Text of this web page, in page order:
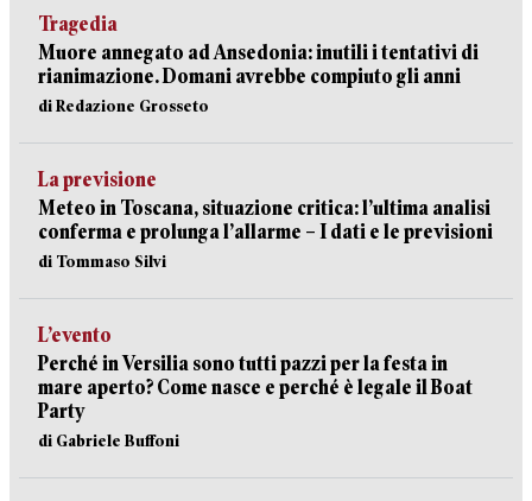
Tragedia
Muore annegato ad Ansedonia: inutili i tentativi di
rianimazione. Domani avrebbe compiuto gli anni
di Redazione Grosseto
La previsione
Meteo in Toscana, situazione critica: l’ultima analisi
conferma e prolunga l’allarme – I dati e le previsioni
di Tommaso Silvi
L’evento
Perché in Versilia sono tutti pazzi per la festa in
mare aperto? Come nasce e perché è legale il Boat
Party
di Gabriele Buffoni